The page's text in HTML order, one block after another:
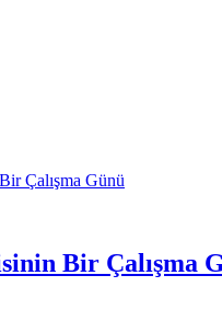
Bir Çalışma